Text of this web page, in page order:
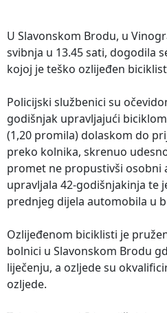
U Slavonskom Brodu, u
svibnja u 13.45 sati, dogodila
kojoj je teško ozlijeđen
Policijski službenici su
godišnjak upravljajući
(1,20 promila) dolaskom do
preko kolnika, skrenuo
promet ne propustivši osobni
upravljala 42-godišnjakinja te
prednjeg dijela automobila u
Ozlijeđenom biciklisti je
bolnici u Slavonskom Brodu
liječenju, a ozljede su
ozljede.